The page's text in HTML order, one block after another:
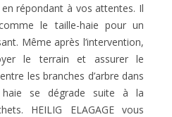
répondant à vos attentes. Il
le taille-haie pour un
Même après l’intervention,
le terrain et assurer le
les branches d’arbre dans
se dégrade suite à la
HEILIG ELAGAGE vous